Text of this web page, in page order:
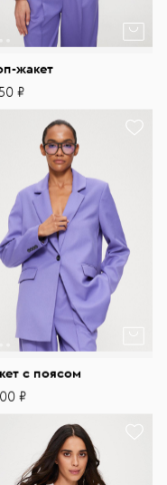
жакет
₽
с поясом
₽